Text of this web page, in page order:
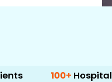
100+Hospitals & Clinics